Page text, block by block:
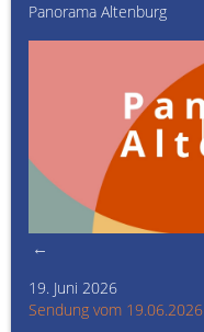
Panorama Altenburg
19. Juni 2026
Sendung vom 19.06.2026